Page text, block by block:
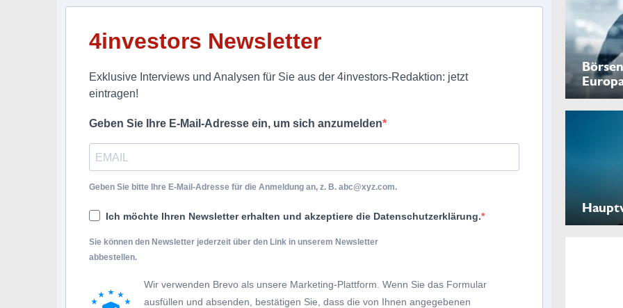
4investors Newsletter
Exklusive Interviews und Analysen für Sie aus der 4investors-Redaktion: jetzt
eintragen!
Geben Sie Ihre E-Mail-Adresse ein, um sich anzumelden
Geben Sie bitte Ihre E-Mail-Adresse für die Anmeldung an, z. B. abc@xyz.com.
Ich möchte Ihren Newsletter erhalten und akzeptiere die Datenschutzerklärung.
Sie können den Newsletter jederzeit über den Link in unserem Newsletter
abbestellen.
Wir verwenden Brevo als unsere Marketing-Plattform. Wenn Sie das Formular
ausfüllen und absenden, bestätigen Sie, dass die von Ihnen angegebenen